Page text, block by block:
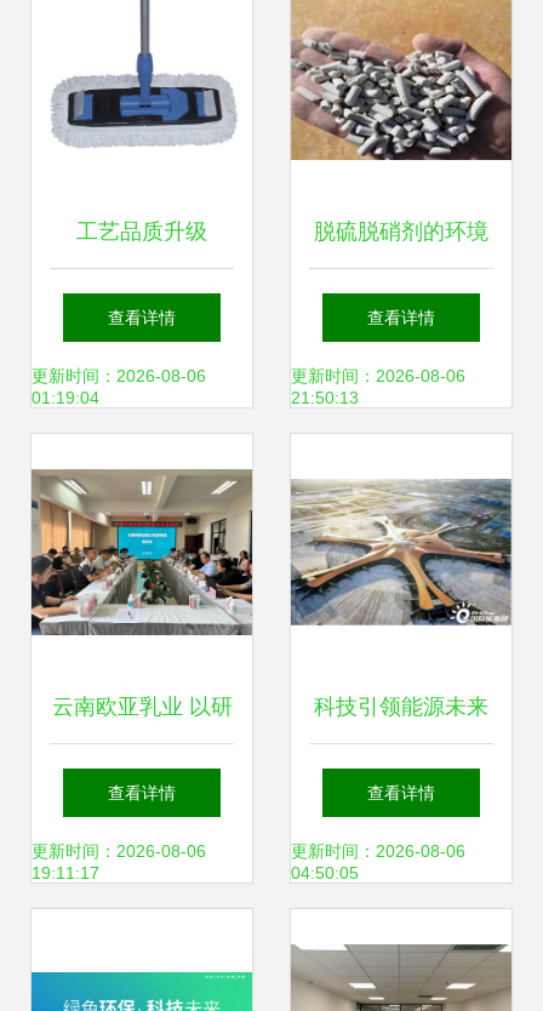
工艺品质升级
40CM美式平拖套
装引领环保清洁新
查看详情
更新时间：2026-08-06
01:19:04
脱硫脱硝剂的环境
影响 当前环保技术
及开发视角下的分
查看详情
更新时间：2026-08-06
21:50:13
云南欧亚乳业 以研
发创新与环保科技
驱动大理乳业绿色
查看详情
更新时间：2026-08-06
19:11:17
科技引领能源未来
中国能建两项储能
技术纳入“十四
规划
查看详情
更新时间：2026-08-06
04:50:05